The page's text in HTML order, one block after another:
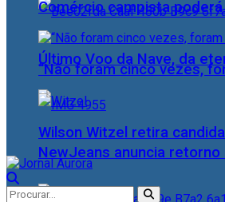
Último Voo da Nave, da
NewJeans anuncia retorno
Comércio campista
“Não foram cinco vezes,
Wilson Witzel retira